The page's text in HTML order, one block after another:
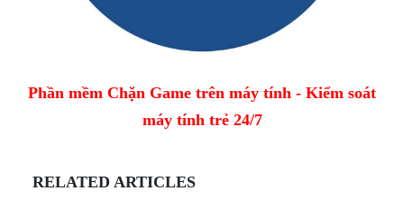
Phần mềm Chặn Game trên máy tính - Kiểm soát
máy tính trẻ 24/7
RELATED ARTICLES